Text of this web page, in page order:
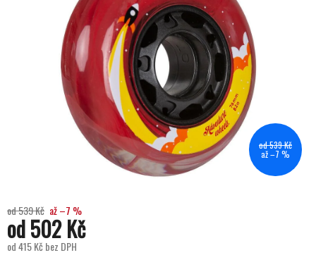
od 539 Kč
až –7 %
od 539 Kč až –7 %
od502 Kč
od415 Kč bez DPH